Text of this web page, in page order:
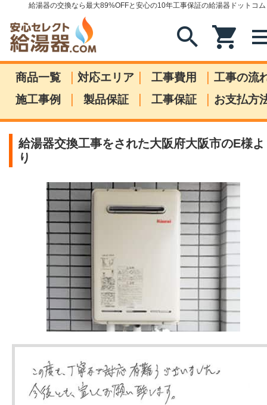
給湯器の交換なら最大89%OFFと安心の10年工事保証の給湯器ドットコム
search shopping_cart
商品一覧 | 対応エリア | 工事費用 | 工事の流
施工事例
| 製品保証 | 工事保証 | お支払方
給湯器交換工事をされた大阪府大阪市のE様よ
り